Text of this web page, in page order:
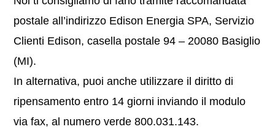
postale all’indirizzo Edison Energia SPA, Servizio
Clienti Edison, casella postale 94 – 20080 Basiglio
(MI).
In alternativa, puoi anche utilizzare il diritto di
ripensamento entro 14 giorni inviando il modulo
via fax, al numero verde 800.031.143.